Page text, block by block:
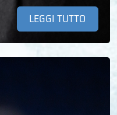
LEGGI TUTTO